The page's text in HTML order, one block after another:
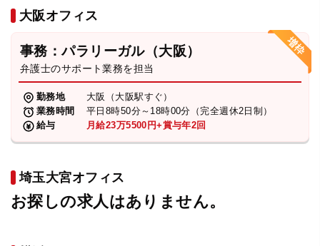
大阪オフィス
事務：パラリーガル（大阪）
弁護士のサポート業務を担当
勤務地
大阪（大阪駅すぐ）
業務時間
平日8時50分～18時00分（完全週休2日制）
給与
月給23万5500円+賞与年2回
埼玉大宮オフィス
お探しの求人はありません。